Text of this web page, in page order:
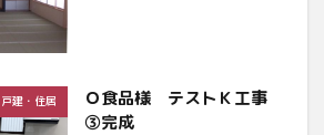
戸建・住居
Ｏ食品様 テストＫ工事
③完成